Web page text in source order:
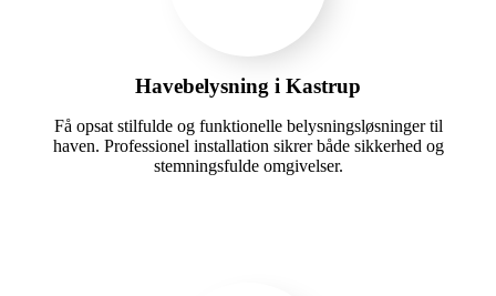
Havebelysning i Kastrup
Få opsat stilfulde og funktionelle belysningsløsninger til
haven. Professionel installation sikrer både sikkerhed og
stemningsfulde omgivelser.